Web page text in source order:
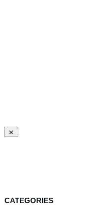
CATEGORIES